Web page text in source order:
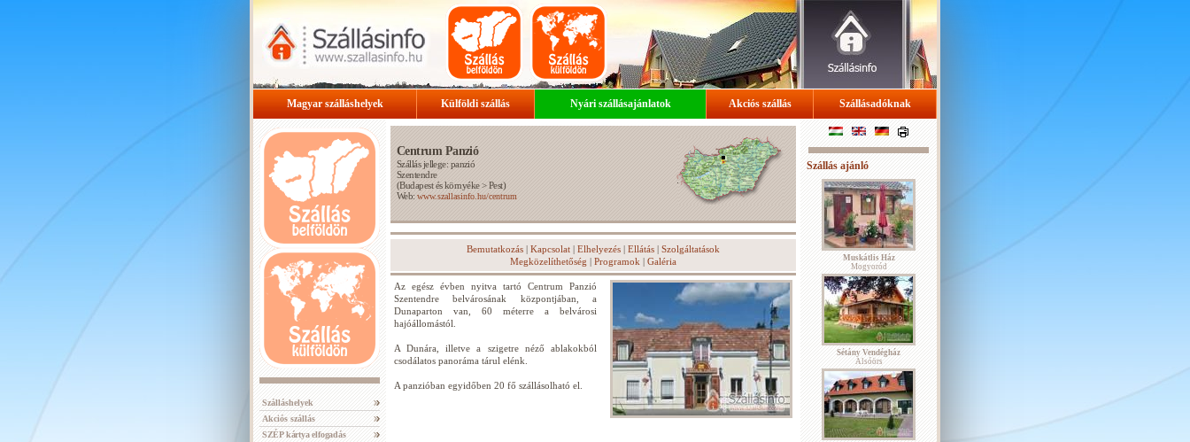
Magyar szálláshelyek Külföldi szállás Nyári szállásajánlatok Akciós szállás Szállásadóknak
Szálláshelyek
Akciós szállás
SZÉP kártya elfogadás
Centrum Panzió
Szállás jellege: panzió
Szentendre
(Budapest és környéke>Pest)
Web:www.szallasinfo.hu/centrum
Bemutatkozás | Kapcsolat | Elhelyezés | Ellátás | Szolgáltatások
Megközelíthetőség | Programok | Galéria
Az egész évben nyitva tartó Centrum Panzió
Szentendre belvárosának központjában, a
Dunaparton van, 60 méterre a belvárosi
hajóállomástól.
A Dunára, illetve a szigetre néző ablakokból
csodálatos panoráma tárul elénk.
A panzióban egyidőben 20 fő szállásolható el.
Szállás ajánló
Muskátlis Ház
Mogyoród
Sétány Vendégház
Alsóörs